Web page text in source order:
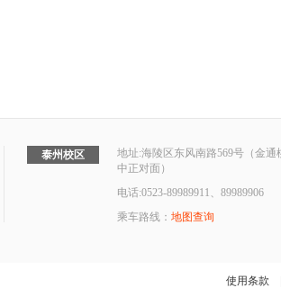
泰州校区
地址:海陵区东风南路569号（金通
中正对面）
电话:0523-89989911、89989906
乘车路线： 地图查询
使用条款